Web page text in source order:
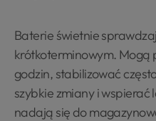
Baterie świetnie
krótkoterminowym. Mogą
godzin, stabilizować
szybkie zmiany i wspierać
nadają się do